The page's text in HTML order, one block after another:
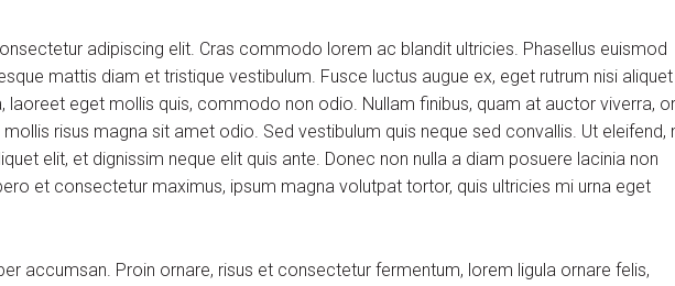
adipiscing elit. Cras commodo lorem ac blandit ultricies. Phasellus euismod
mattis diam et tristique vestibulum. Fusce luctus augue ex, eget rutrum nisi aliquet
laoreet eget mollis quis, commodo non odio. Nullam finibus, quam at auctor viverra,
risus magna sit amet odio. Sed vestibulum quis neque sed convallis. Ut eleifend,
elit, et dignissim neque elit quis ante. Donec non nulla a diam posuere lacinia non
et consectetur maximus, ipsum magna volutpat tortor, quis ultricies mi urna eget
accumsan. Proin ornare, risus et consectetur fermentum, lorem ligula ornare felis,